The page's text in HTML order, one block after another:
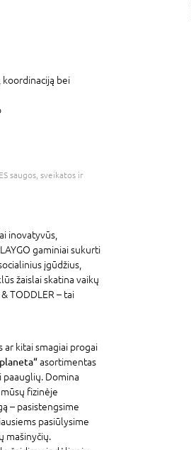
koordinaciją bei
saugos, sveikatos ir
inovatyvūs,
gaminiai sukurti
įgūdžius,
žaislai skatina vaikų
TODDLER – tai
ar kitai smagiai progai
asortimentas
paauglių. Domina
fizinėje
– pasistengsime
pasiūlysime
mašinyčių.